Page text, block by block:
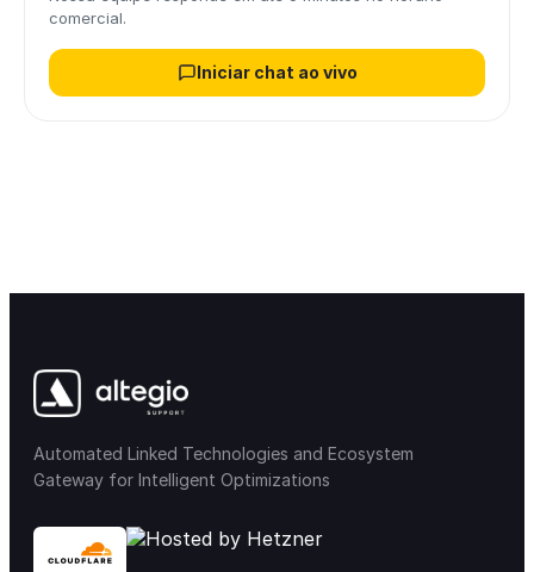
comercial.
Iniciar chat ao vivo
Automated Linked Technologies and Ecosystem
Gateway for Intelligent Optimizations